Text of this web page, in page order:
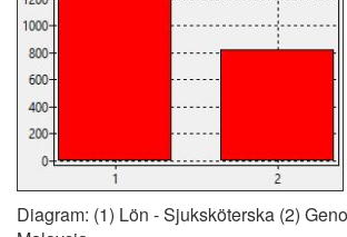
Diagram: (1) Lön - Sjuksköterska (2)